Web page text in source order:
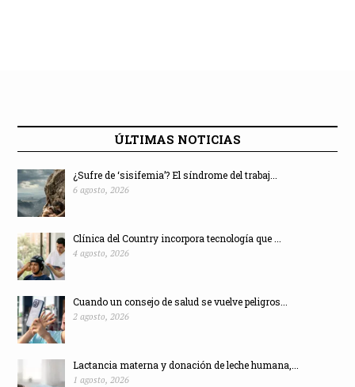
ÚLTIMAS NOTICIAS
¿Sufre de ‘sisifemia’? El síndrome del trabaj...
6 agosto, 2026
Clínica del Country incorpora tecnología que ...
4 agosto, 2026
Cuando un consejo de salud se vuelve peligros...
2 agosto, 2026
Lactancia materna y donación de leche humana,...
1 agosto, 2026